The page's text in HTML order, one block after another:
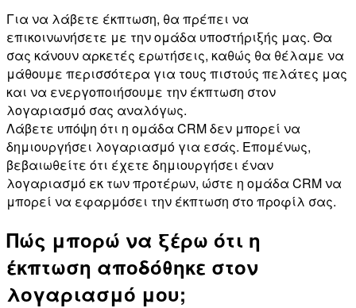
Για να λάβετε έκπτωση, θα πρέπει να
επικοινωνήσετε με την ομάδα υποστήριξής μας. Θα
σας κάνουν αρκετές ερωτήσεις, καθώς θα θέλαμε να
μάθουμε περισσότερα για τους πιστούς πελάτες μας
και να ενεργοποιήσουμε την έκπτωση στον
λογαριασμό σας αναλόγως.
Λάβετε υπόψη ότι η ομάδα CRM δεν μπορεί να
δημιουργήσει λογαριασμό για εσάς. Επομένως,
βεβαιωθείτε ότι έχετε δημιουργήσει έναν
λογαριασμό εκ των προτέρων, ώστε η ομάδα CRM να
μπορεί να εφαρμόσει την έκπτωση στο προφίλ σας.
Πώς μπορώ να ξέρω ότι η
έκπτωση αποδόθηκε στον
λογαριασμό μου;